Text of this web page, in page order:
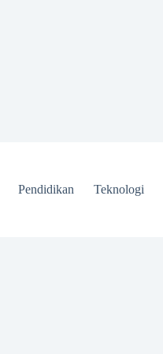
Pendidikan Teknologi